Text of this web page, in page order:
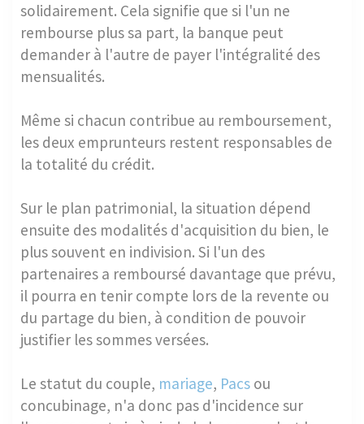
solidairement. Cela signifie que si l'un ne
rembourse plus sa part, la banque peut
demander à l'autre de payer l'intégralité des
mensualités.
Même si chacun contribue au remboursement,
les deux emprunteurs restent responsables de
la totalité du crédit.
Sur le plan patrimonial, la situation dépend
ensuite des modalités d'acquisition du bien, le
plus souvent en indivision. Si l'un des
partenaires a remboursé davantage que prévu,
il pourra en tenir compte lors de la revente ou
du partage du bien, à condition de pouvoir
justifier les sommes versées.
Le statut du couple, mariage, Pacs ou
concubinage, n'a donc pas d'incidence sur